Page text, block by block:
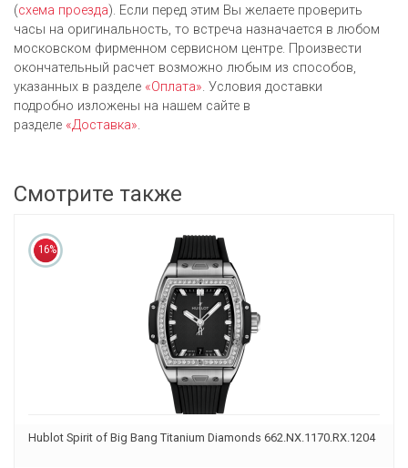
(схема проезда). Если перед этим Вы желаете проверить
часы на оригинальность, то встреча назначается в любом
московском фирменном сервисном центре. Произвести
окончательный расчет возможно любым из cпособов,
указанных в разделе «Оплата». Условия доставки
подробно изложены на нашем сайте в
разделе «Доставка».
Смотрите также
16%
Hublot Spirit of Big Bang Titanium Diamonds 662.NX.1170.RX.1204